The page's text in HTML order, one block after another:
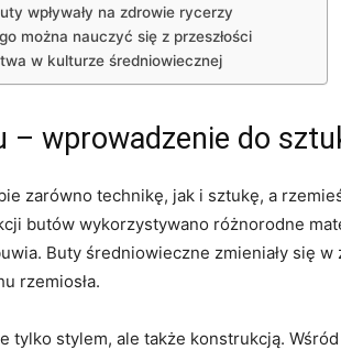
wpływały na zdrowie rycerzy
można nauczyć się z przeszłości
w kulturze średniowiecznej
wprowadzenie do
‍zarówno technikę,⁣ jak i sztukę, a
butów wykorzystywano różnorodne
Buty średniowieczne‍ zmieniały się‍
‌rzemiosła.
tylko​ stylem, ale także konstrukcją.⁤